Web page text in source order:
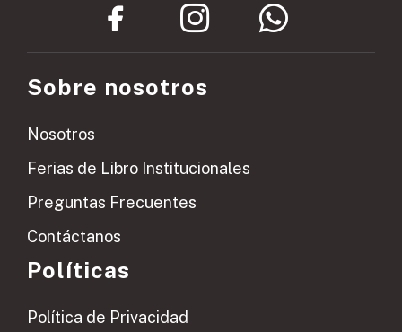
Sobre nosotros
Nosotros
Ferias de Libro Institucionales
Preguntas Frecuentes
Contáctanos
Políticas
Política de Privacidad